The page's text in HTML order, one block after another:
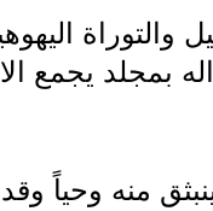
بمجلد يجمع
منه وحياً